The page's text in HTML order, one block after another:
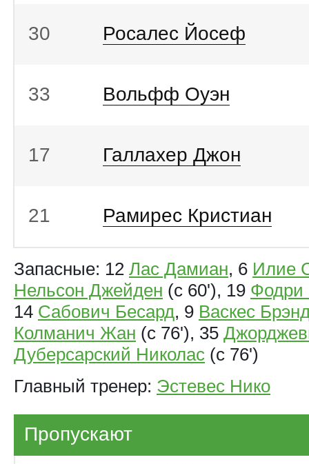
30 Росалес Йосеф
33 Вольфф Оуэн
17 Галлахер Джон
21 Рамирес Кристиан
Запасные: 12 Лас Дамиан, 6 Илие
Нельсон Джейден (с 60'), 19 Фодри
14 Сабович Бесард, 9 Васкес
Колманич Жан (с 76'), 35
Дуберсарский Николас (с 76')
Главный тренер: Эстевес Нико
Пропускают